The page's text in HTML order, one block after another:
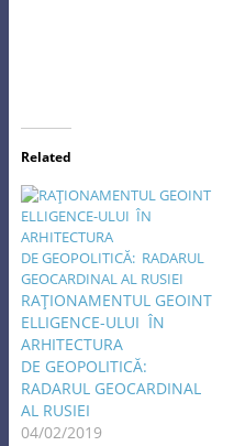
Related
RAŢIONAMENTUL GEOINT
ELLIGENCE-ULUI ÎN
ARHITECTURA
DE GEOPOLITICĂ:
RADARUL GEOCARDINAL
AL RUSIEI
04/02/2019